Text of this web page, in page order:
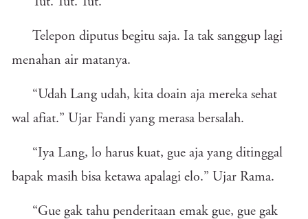
Telepon diputus begitu saja. Ia tak sanggup lagi
menahan air matanya.
“Udah Lang udah, kita doain aja mereka sehat
wal afiat.” Ujar Fandi yang merasa bersalah.
“Iya Lang, lo harus kuat, gue aja yang ditinggal
bapak masih bisa ketawa apalagi elo.” Ujar Rama.
“Gue gak tahu penderitaan emak gue, gue gak